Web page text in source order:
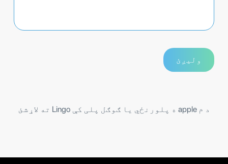
د م apple ه پلورنځي یا ګوګل پلی کې Lingo ته لاړشئ